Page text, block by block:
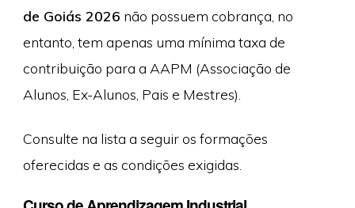
de Goiás 2026 não possuem cobrança, no
entanto, tem apenas uma mínima taxa de
contribuição para a AAPM (Associação de
Alunos, Ex-Alunos, Pais e Mestres).
Consulte na lista a seguir os formações
oferecidas e as condições exigidas.